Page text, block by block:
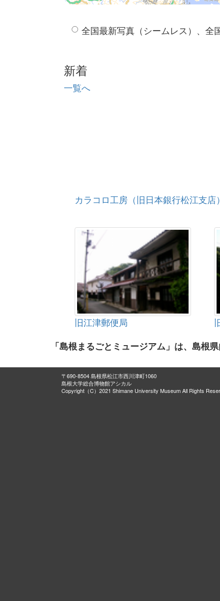
全国最新写真（シームレス）、全
新着
一覧へ
カラコロ工房（旧日本銀行松江支店
旧江津郵便局
「島根まるごとミュージアム」は、島根
〒690-8504 島根県松江市西川津町1060
島根大学総合博物館アシカル
Copyright（C）2021 Shimane University Museum All Rights